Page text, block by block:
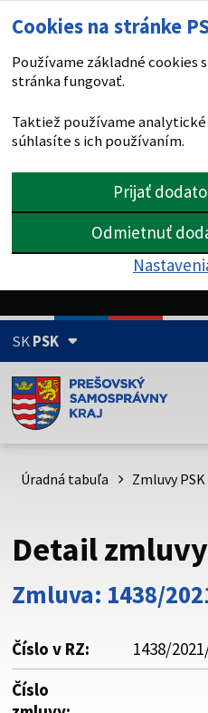
Cookies na stránke
Používame základné cookies
stránka fungovať.
Taktiež používame
súhlasíte s ich používaním.
Prijať
Odmietnuť
SKPSK
Doména psk.sk je oficiálna
Toto je oficiálna webová
psk.sk.
Buďte pozorní a vždy sa
cez zabezpečenú webovú
vždy začína https:// pred
Úradná tabuľa Zmluvy PSK
Detail zmluvy
Zmluva: 1438/
Číslo v RZ:
1438/
Číslo